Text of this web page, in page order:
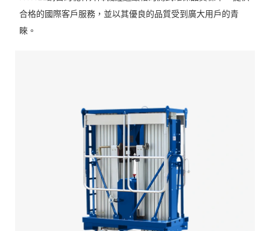
合格的國際客戶服務，並以其優良的品質受到廣大用戶的青
睞。